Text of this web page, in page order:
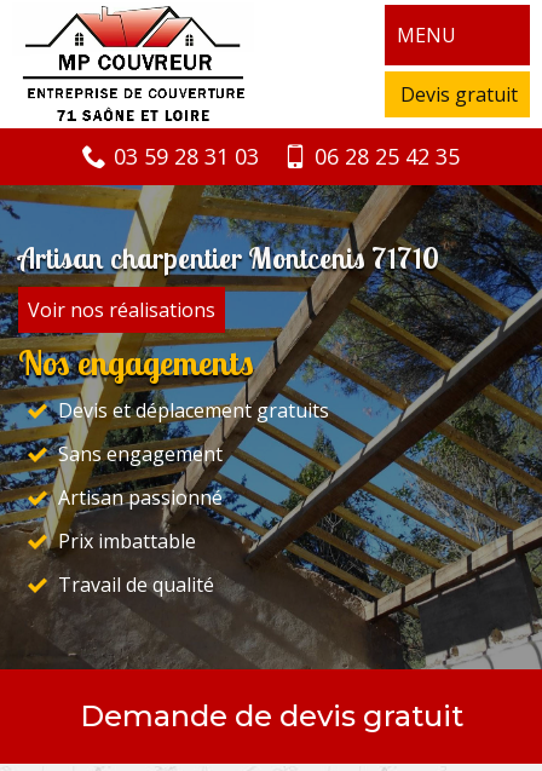
MENU
Devis gratuit
03 59 28 31 03 06 28 25 42 35
Artisan charpentier Montcenis 71710
Voir nos réalisations
Nos engagements
Devis et déplacement gratuits
Sans engagement
Artisan passionné
Prix imbattable
Travail de qualité
Demande de devis gratuit